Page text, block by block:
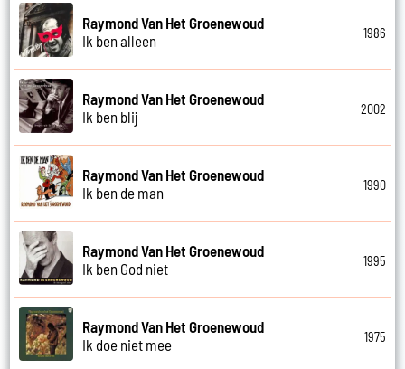
Raymond Van Het Groenewoud
Ik ben alleen
1986
Raymond Van Het Groenewoud
Ik ben blij
2002
Raymond Van Het Groenewoud
Ik ben de man
1990
Raymond Van Het Groenewoud
Ik ben God niet
1995
Raymond Van Het Groenewoud
Ik doe niet mee
1975